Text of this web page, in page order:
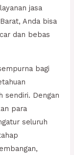
jasa
Anda bisa
dan bebas
bagi
sendiri. Dengan
para
seluruh